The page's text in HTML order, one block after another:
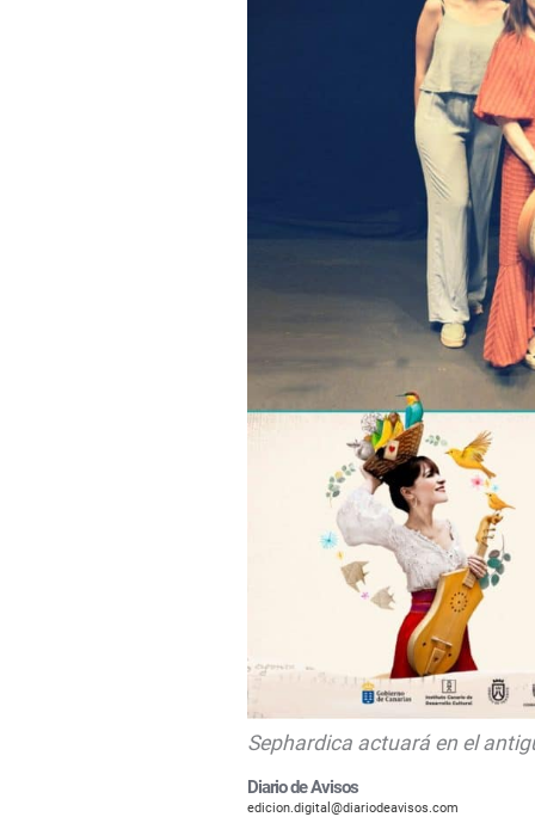
Sephardica actuará en el
Diario de Avisos
edicion.digital@diariodeavisos.com